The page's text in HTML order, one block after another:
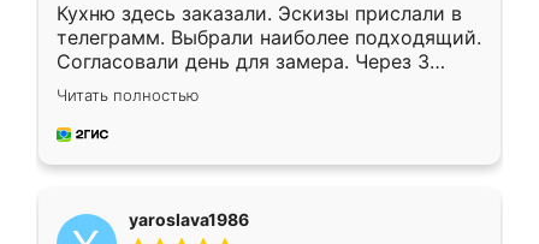
Кухню здесь заказали. Эскизы прислали в
телеграмм. Выбрали наиболее подходящий.
Согласовали день для замера. Через 3
недели кухня была уже готова. Остались
довольны работой. Спасибо Ренессанс
мебель за качественную работу!
Читать полностью
yaroslava1986